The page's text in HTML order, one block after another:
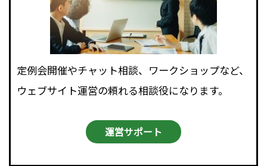
定例会開催やチャット相談、ワークショップなど、
ウェブサイト運営の頼れる相談役になります。
運営サポート